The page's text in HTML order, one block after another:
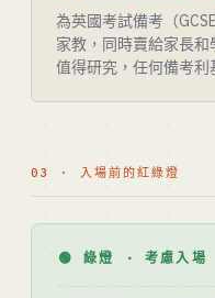
為英國考試備考（
家教，同時賣給家長
值得研究，任何備考利
03 · 入場前的紅綠燈
🟢 綠燈 · 考慮入場